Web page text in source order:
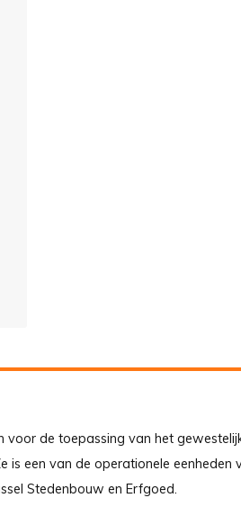
voor de toepassing van het
is een van de operationele eenheden
Stedenbouw en Erfgoed.